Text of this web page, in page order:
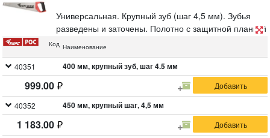
Универсальная. Крупный зуб (шаг 4,5 мм). Зубья
разведены и заточены. Полотно с защитной планкой
для зубьев. Материал: высокоуглеродистая
Код Наименование
40351 400 мм, крупный зуб, шаг 4.5 мм
999.00
40352 450 мм, крупный шаг, 4,5 мм
1 183.00